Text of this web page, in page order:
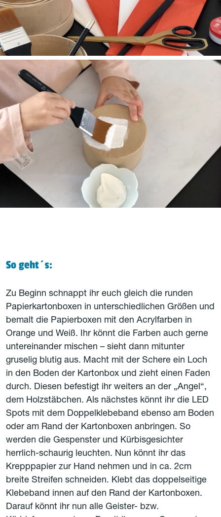
So geht´s:
Zu Beginn schnappt ihr euch gleich die runden
Papierkartonboxen in unterschiedlichen Größen und
bemalt die Papierboxen mit den Acrylfarben in
Orange und Weiß. Ihr könnt die Farben auch gerne
untereinander mischen – sieht dann mitunter
gruselig blutig aus. Macht mit der Schere ein Loch
in den Boden der Kartonbox und zieht einen Faden
durch. Diesen befestigt ihr weiters an der „Angel“,
dem Holzstäbchen. Als nächstes könnt ihr die LED
Spots mit dem Doppelklebeband ebenso am Boden
oder am Rand der Kartonboxen anbringen. So
werden die Gespenster und Kürbisgesichter
herrlich-schaurig leuchten. Nun könnt ihr das
Krepppapier zur Hand nehmen und in ca. 2cm
breite Streifen schneiden. Klebt das doppelseitige
Klebeband innen auf den Rand der Kartonboxen.
Darauf könnt ihr nun alle Geister- bzw.